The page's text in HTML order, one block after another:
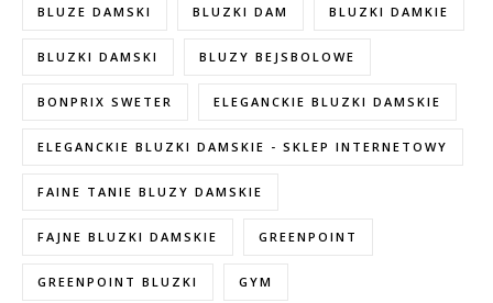
BLUZE DAMSKI BLUZKI DAM BLUZKI DAMKIE
BLUZKI DAMSKI BLUZY BEJSBOLOWE
BONPRIX SWETER ELEGANCKIE BLUZKI DAMSKIE
ELEGANCKIE BLUZKI DAMSKIE - SKLEP INTERNETOWY
FAINE TANIE BLUZY DAMSKIE
FAJNE BLUZKI DAMSKIE GREENPOINT
GREENPOINT BLUZKI GYM